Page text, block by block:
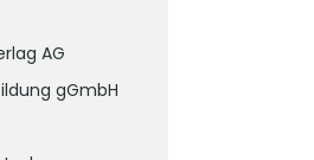
AG
gGmbH